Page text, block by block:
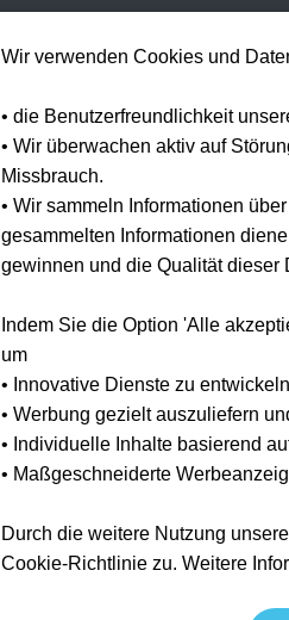
Wir verwenden Cookies und
• die Benutzerfreundlichkeit
• Wir überwachen aktiv auf
Missbrauch.
• Wir sammeln Informationen
gesammelten Informationen
gewinnen und die Qualität dieser
Indem Sie die Option 'Alle
um
• Innovative Dienste zu
• Werbung gezielt auszuliefern
• Individuelle Inhalte basierend
• Maßgeschneiderte
Durch die weitere Nutzung
Cookie-Richtlinie zu. Weitere